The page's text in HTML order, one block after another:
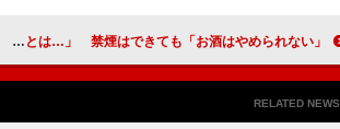
志村けん「肺炎、そんなに重い病気とは…」 禁煙はできても「お酒はやめられない」
RELATED NEWS